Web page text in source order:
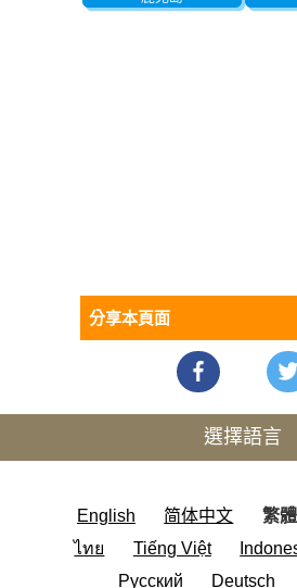
分享本頁面
選擇語言
English 简体中文 繁
ไทย
Tiếng Việt
Русский
Deutsch